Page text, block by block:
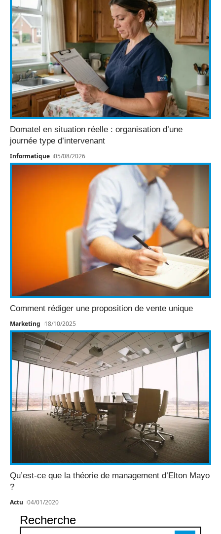
Domatel en situation réelle : organisation d’une
journée type d’intervenant
Informatique 05/08/2026
Comment rédiger une proposition de vente unique
Marketing 18/10/2025
Qu’est-ce que la théorie de management d’Elton Mayo
?
Actu 04/01/2020
Recherche